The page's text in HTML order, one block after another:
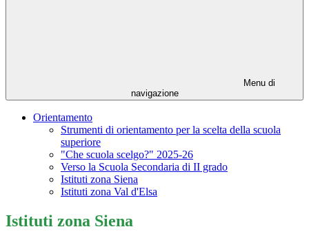
Menu di
navigazione
Orientamento
Strumenti di orientamento per la scelta della scuola
superiore
"Che scuola scelgo?" 2025-26
Verso la Scuola Secondaria di II grado
Istituti zona Siena
Istituti zona Val d'Elsa
Istituti zona Siena